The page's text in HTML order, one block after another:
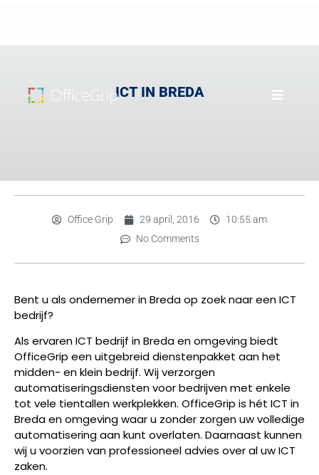
ICT IN BREDA
Office Grip 29 april, 2016
10:55 am
No Comments
Bent u als ondernemer in Breda op zoek naar een ICT
bedrijf?
Als ervaren ICT bedrijf in Breda en omgeving biedt
OfficeGrip een uitgebreid dienstenpakket aan het
midden- en klein bedrijf. Wij verzorgen
automatiseringsdiensten voor bedrijven met enkele
tot vele tientallen werkplekken. OfficeGrip is hét ICT in
Breda en omgeving waar u zonder zorgen uw volledige
automatisering aan kunt overlaten. Daarnaast kunnen
wij u voorzien van professioneel advies over al uw ICT
zaken.